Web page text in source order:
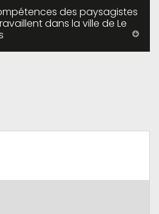
des paysagistes
dans la ville de Le